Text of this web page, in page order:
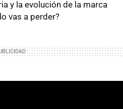
y la evolución de la marca
vas a perder?